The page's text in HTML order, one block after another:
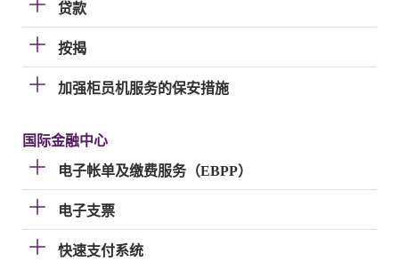
贷款
按揭
加强柜员机服务的保安措施
国际金融中心
电子帐单及缴费服务（EBPP）
电子支票
快速支付系统